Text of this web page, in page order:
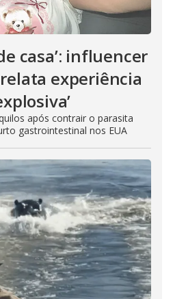
casa’: influencer
experiência
após contrair o parasita
gastrointestinal nos EUA